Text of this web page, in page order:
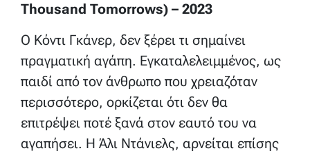
Thousand Tomorrows) – 2023
Ο Κόντι Γκάνερ, δεν ξέρει τι σημαίνει
πραγματική αγάπη. Εγκαταλελειμμένος, ως
παιδί από τον άνθρωπο που χρειαζόταν
περισσότερο, ορκίζεται ότι δεν θα
επιτρέψει ποτέ ξανά στον εαυτό του να
αγαπήσει. Η Άλι Ντάνιελς, αρνείται επίσης